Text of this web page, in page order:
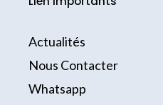
e
o
o
k
f
t
k
t
a
Actualités
Nous Contacter
Whatsapp